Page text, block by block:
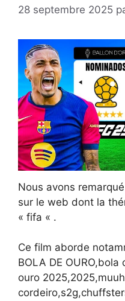
28 septembre 2025
Nous avons
sur le web dont la
« fifa « .
Ce film aborde
BOLA DE
ouro